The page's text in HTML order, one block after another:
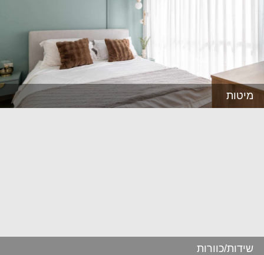
מיטות
שידות/כוורות